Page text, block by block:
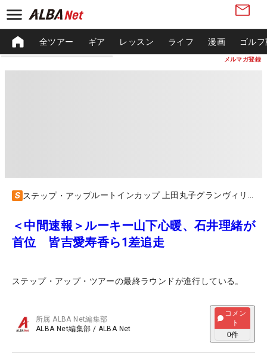
メルマガ登録
全ツアー ギア レッスン ライフ 漫画 ゴル
ステップ・アップ
＜中間速報＞ルーキー山下心暖、石井理緒が
首位 皆吉愛寿香ら1差追走
ステップ・アップ・ツアーの最終ラウンドが進行している。
所属ALBA Net編集部
ALBA Net編集部 / ALBA Net
コメン
ト
0件